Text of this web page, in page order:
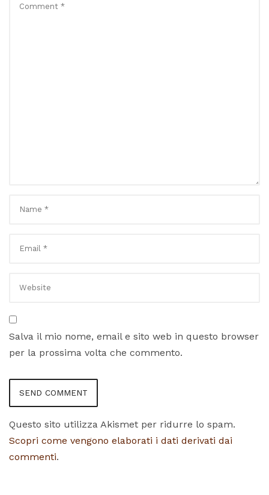
Salva il mio nome, email e sito web in questo browser
per la prossima volta che commento.
Questo sito utilizza Akismet per ridurre lo spam.
Scopri come vengono elaborati i dati derivati dai
commenti.